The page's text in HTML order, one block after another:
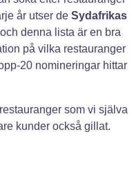
år utser de Sydafrikas
och denna lista är en bra
på vilka restauranger
20 nomineringar hittar
som vi själva
kunder också gillat.